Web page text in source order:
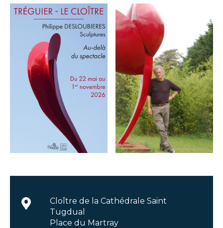
Cloître de la Cathédrale Saint
Tugdual
Place du Martray